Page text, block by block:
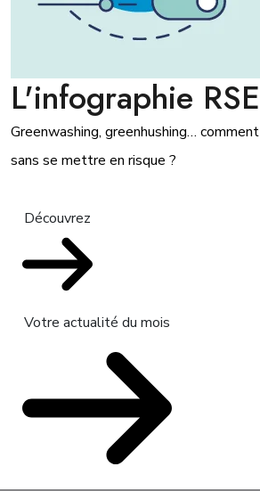
L'infographie
Greenwashing, greenhushing…
sans se mettre en risque ?
Découvrez
Votre actualité du mois